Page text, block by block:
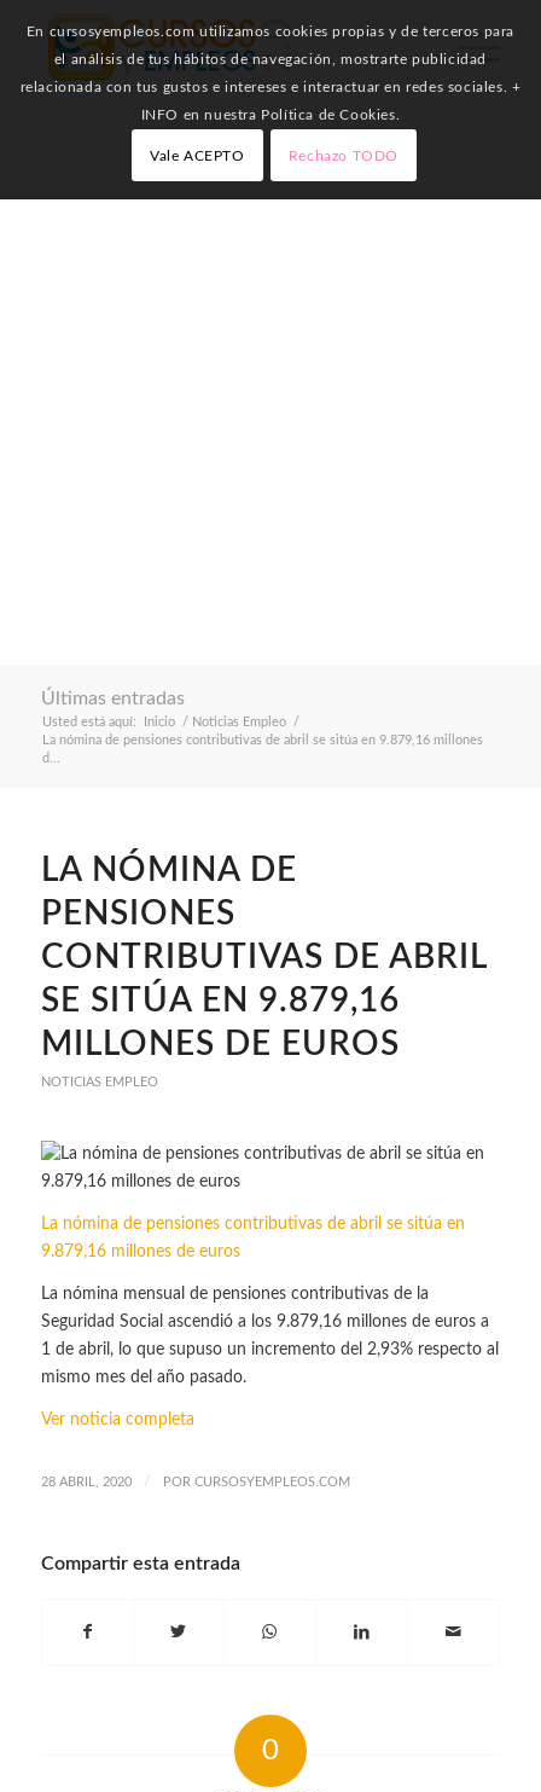
Últimas entradas
Usted está aquí: Inicio / Noticias Empleo
/
La nómina de pensiones contributivas de abril se sitúa en 9.879,16 millones
d...
LA NÓMINA DE
PENSIONES
CONTRIBUTIVAS DE ABRIL
SE SITÚA EN 9.879,16
MILLONES DE EUROS
NOTICIAS EMPLEO
La nómina de pensiones contributivas de abril se sitúa en
9.879,16 millones de euros
La nómina mensual de pensiones contributivas de la
Seguridad Social ascendió a los 9.879,16 millones de euros a
1 de abril, lo que supuso un incremento del 2,93% respecto al
mismo mes del año pasado.
Ver noticia completa
28 ABRIL, 2020 / POR CURSOSYEMPLEOS.COM
Compartir esta entrada
0
En cursosyempleos.com utilizamos cookies propias y de terceros para
el análisis de tus hábitos de navegación, mostrarte publicidad
relacionada con tus gustos e intereses e interactuar en redes sociales. +
INFO en nuestra Política de Cookies.
Vale ACEPTO Rechazo TODO